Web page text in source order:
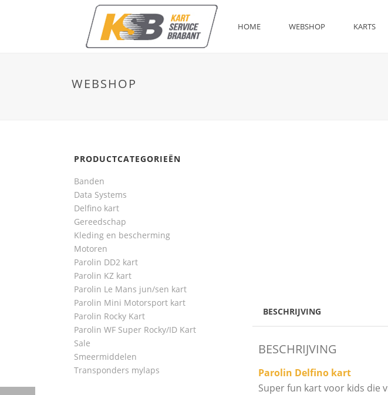
HOME WEBSHOP KARTS
WEBSHOP
BESCHRIJVING
BESCHRIJVING
Parolin Delfino kart
Super fun kart voor kids die
PRODUCTCATEGORIEËN
Banden
Data Systems
Delfino kart
Gereedschap
Kleding en bescherming
Motoren
Parolin DD2 kart
Parolin KZ kart
Parolin Le Mans jun/sen kart
Parolin Mini Motorsport kart
Parolin Rocky Kart
Parolin WF Super Rocky/ID Kart
Sale
Smeermiddelen
Transponders mylaps